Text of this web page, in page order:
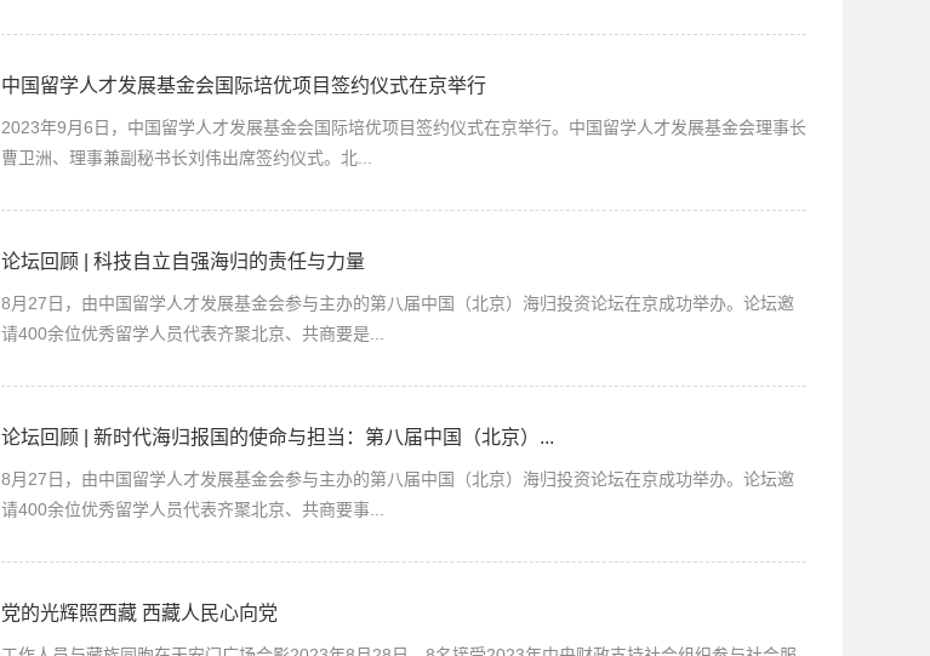
中国留学人才发展基金会国际培优项目签约仪式在京举行
2023年9月6日，中国留学人才发展基金会国际培优项目签约仪式在京举行。中国留学人才发展基金会理事长
曹卫洲、理事兼副秘书长刘伟出席签约仪式。北...
论坛回顾 | 科技自立自强海归的责任与力量
8月27日，由中国留学人才发展基金会参与主办的第八届中国（北京）海归投资论坛在京成功举办。论坛邀
请400余位优秀留学人员代表齐聚北京、共商要是...
论坛回顾 | 新时代海归报国的使命与担当：第八届中国（北京）...
8月27日，由中国留学人才发展基金会参与主办的第八届中国（北京）海归投资论坛在京成功举办。论坛邀
请400余位优秀留学人员代表齐聚北京、共商要事...
党的光辉照西藏 西藏人民心向党